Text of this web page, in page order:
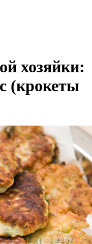
хозяйки:
(крокеты